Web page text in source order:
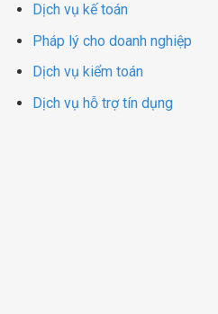
Dịch vụ kế toán
Pháp lý cho doanh nghiệp
Dịch vụ kiểm toán
Dịch vụ hỗ trợ tín dụng